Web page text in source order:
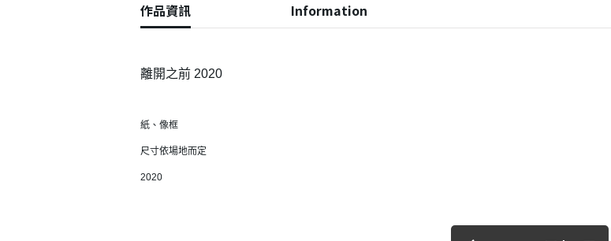
作品資訊 Information
離開之前 2020
紙、像框
尺寸依場地而定
2020